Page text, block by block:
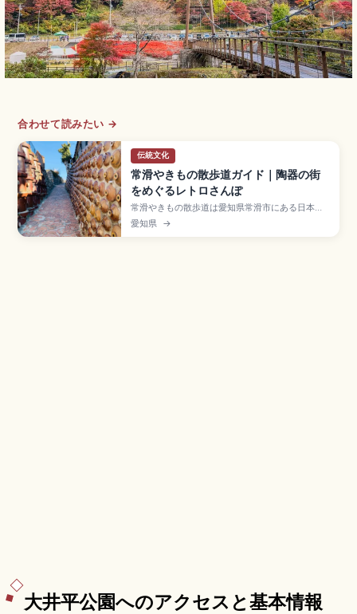
合わせて読みたい →
伝統文化
常滑やきもの散歩道ガイド｜陶器の街
をめぐるレトロさんぽ
常滑やきもの散歩道は愛知県常滑市にある日本六
古窯のひとつで、2017年に日本遺産認定された陶
器の街並みです。Aコース約1.6km(60〜90分)・
愛知県 →
大井平公園へのアクセスと基本情報